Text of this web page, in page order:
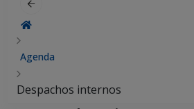
Agenda
Despachos internos